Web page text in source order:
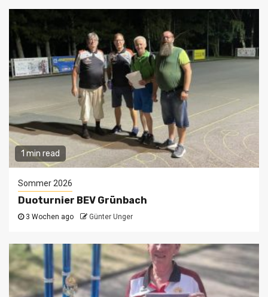
1 min read
Sommer 2026
Duoturnier BEV Grünbach
3 Wochen ago Günter Unger